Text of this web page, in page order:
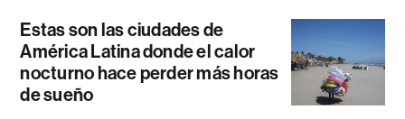
Estas son las ciudades de
América Latina donde el calor
nocturno hace perder más horas
de sueño